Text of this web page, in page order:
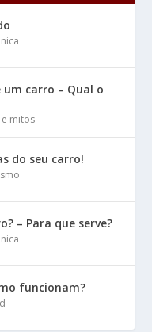
carro – Qual o
mitos
do seu carro!
– Para que serve?
funcionam?